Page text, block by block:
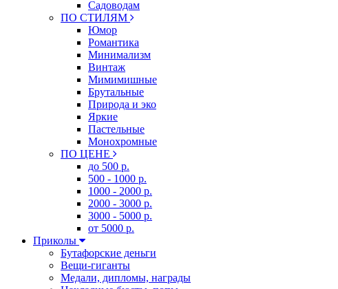
Садоводам
ПО СТИЛЯМ
Юмор
Романтика
Минимализм
Винтаж
Мимимишные
Брутальные
Природа и эко
Яркие
Пастельные
Монохромные
ПО ЦЕНЕ
до 500 р.
500 - 1000 р.
1000 - 2000 р.
2000 - 3000 р.
3000 - 5000 р.
от 5000 р.
Приколы
Бутафорские деньги
Вещи-гиганты
Медали, дипломы, награды